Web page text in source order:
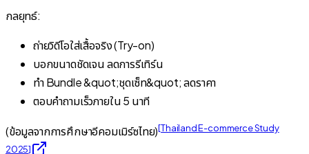
กลยุทธ์:
ถ่ายวิดีโอใส่เสื้อจริง (Try-on)
บอกขนาดชัดเจน ลดการรีเทิร์น
ทำ Bundle &quot;ชุดเซ็ท&quot; ลดราคา
ตอบคำถามเร็วภายใน 5 นาที
(ข้อมูลจากการศึกษาอีคอมเมิร์ซไทย)[Thailand E-commerce Study
2025]